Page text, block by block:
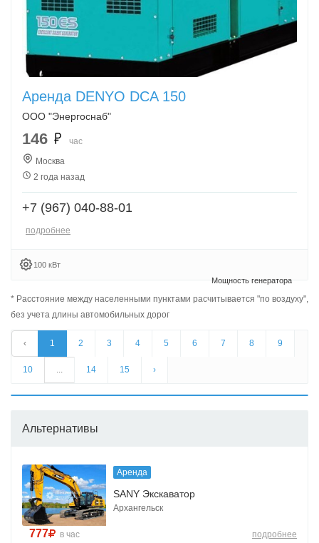
Аренда DENYO DCA 150
ООО "Энергоснаб"
146
час
Москва
2 года назад
+7 (967) 040-88-01
подробнее
100 кВт
* Расстояние между населенными пунктами расчитывается "по воздуху",
без учета длины автомобильных дорог
‹ 1 2 3 4 5 6 7 8 9
10 14 15 ›
Альтернативы
Аренда
SANY Экскаватор
Архангельск
777 в час подробнее